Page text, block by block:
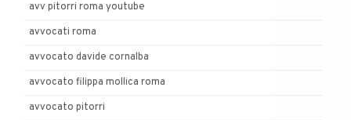
avv pitorri roma youtube
avvocati roma
avvocato davide cornalba
avvocato filippa mollica roma
avvocato pitorri